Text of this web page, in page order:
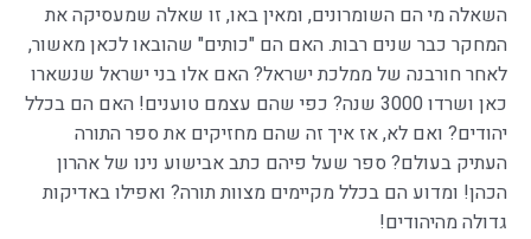
השאלה מי הם השומרונים, ומאין באו, זו שאלה שמעסיקה את
המחקר כבר שנים רבות. האם הם "כותים" שהובאו לכאן מאשור,
לאחר חורבנה של ממלכת ישראל? האם אלו בני ישראל שנשארו
כאן ושרדו 3000 שנה? כפי שהם עצמם טוענים! האם הם בכלל
יהודים? ואם לא, אז איך זה שהם מחזיקים את ספר התורה
העתיק בעולם? ספר שעל פיהם כתב אבישוע נינו של אהרון
הכהן! ומדוע הם בכלל מקיימים מצוות תורה? ואפילו באדיקות
גדולה מהיהודים!